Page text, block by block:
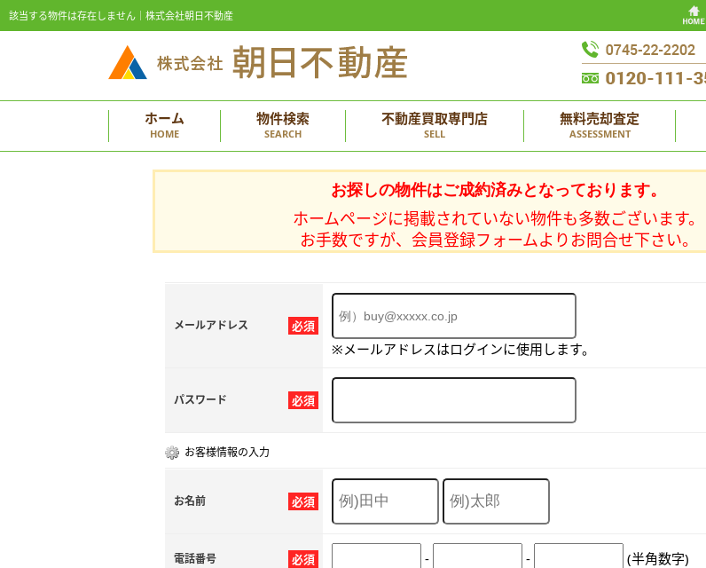
該当する物件は存在しません｜株式会社朝日不動産
ホーム
HOME
物件検索
SEARCH
不動産買取専門店
SELL
無料売却査定
ASSESSMENT
お探しの物件はご成約済みとなっております。
ホームページに掲載されていない物件も多数ございます。
お手数ですが、会員登録フォームよりお問合せ下さい。
必須
メールアドレス
※メールアドレスはログインに使用します。
必須
パスワード
お客様情報の入力
必須
お名前
必須
電話番号 - - (半角数字)